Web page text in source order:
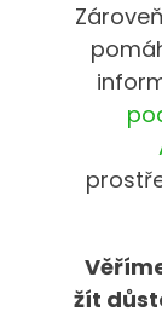
žít